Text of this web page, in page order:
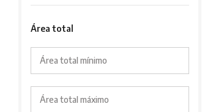
Área total
Área total mínimo
Área total máximo